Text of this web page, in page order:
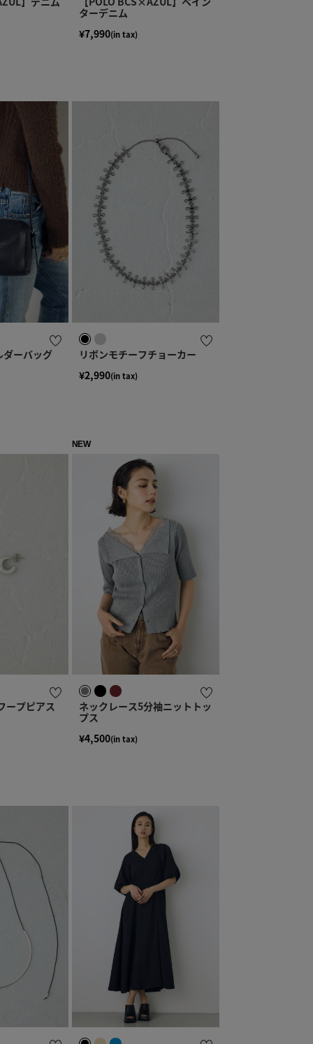
ターデニム
¥7,990(in tax)
ダーバッグ
リボンモチーフチョーカー
¥2,990(in tax)
ープピアス
NEW
ネックレース5分袖ニットトッ
プス
¥4,500(in tax)